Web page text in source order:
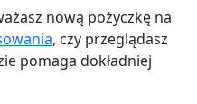
nową pożyczkę na
, czy przeglądasz
pomaga dokładniej